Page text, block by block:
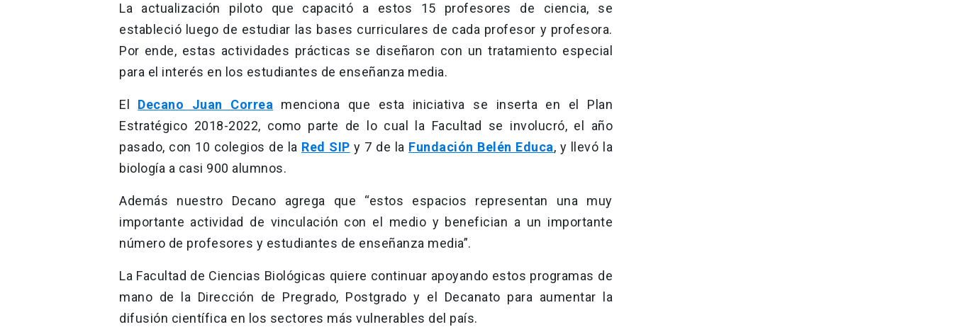
La actualización piloto que capacitó a estos 15 profesores de ciencia, se
estableció luego de estudiar las bases curriculares de cada profesor y profesora.
Por ende, estas actividades prácticas se diseñaron con un tratamiento especial
para el interés en los estudiantes de enseñanza media.
El Decano Juan Correa menciona que esta iniciativa se inserta en el Plan
Estratégico 2018-2022, como parte de lo cual la Facultad se involucró, el año
pasado, con 10 colegios de la Red SIP y 7 de la Fundación Belén Educa, y llevó la
biología a casi 900 alumnos.
Además nuestro Decano agrega que “estos espacios representan una muy
importante actividad de vinculación con el medio y benefician a un importante
número de profesores y estudiantes de enseñanza media”.
La Facultad de Ciencias Biológicas quiere continuar apoyando estos programas de
mano de la Dirección de Pregrado, Postgrado y el Decanato para aumentar la
difusión científica en los sectores más vulnerables del país.